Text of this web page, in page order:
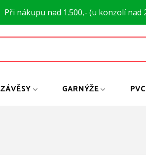
Při nákupu nad 1.500,- (u konzolí nad
ZÁVĚSY GARNÝŽE